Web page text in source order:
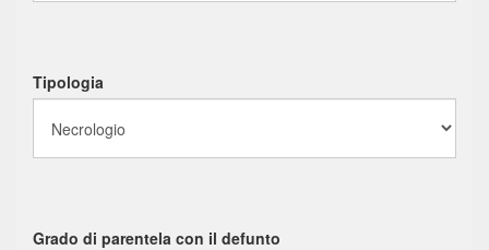
Tipologia
Grado di parentela con il defunto